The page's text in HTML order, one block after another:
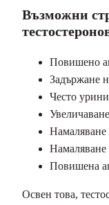
Възможни
Повишено
Задържане
Често
Намаляване
Намаляване
Повишена
Освен това,